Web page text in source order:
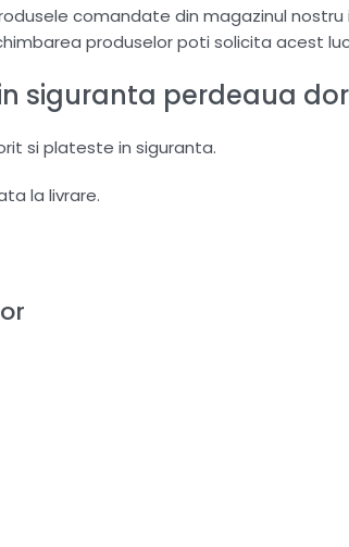
comandate din magazinul nostru
produselor poti solicita acest
siguranta perdeaua
si plateste in siguranta.
la livrare.